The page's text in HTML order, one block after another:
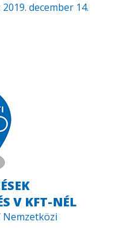
december 14.
V KFT-NÉL
Nemzetközi